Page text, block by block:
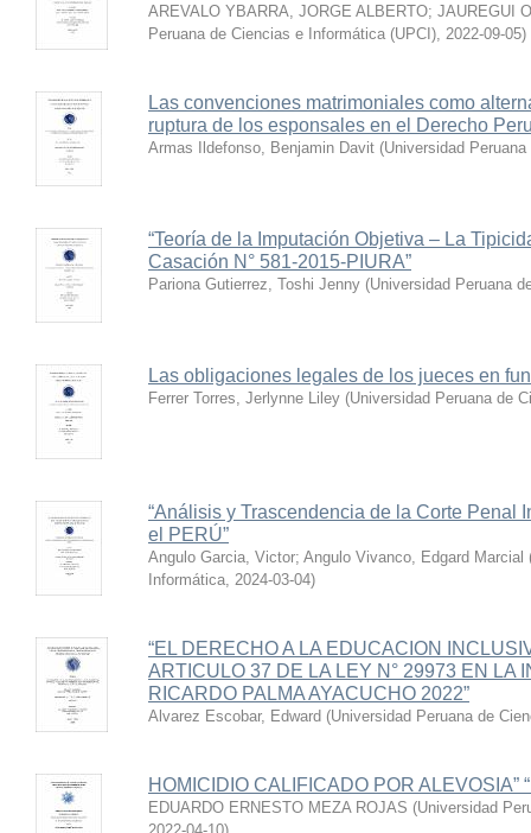
AREVALO YBARRA, JORGE ALBERTO; JAUREGUI
Peruana de Ciencias e Informática (UPCI), 2022-09-05)
Las convenciones matrimoniales como
ruptura de los esponsales en el Derecho
Armas Ildefonso, Benjamin Davit (Universidad
“Teoría de la Imputación Objetiva – La
Casación N° 581-2015-PIURA”
Pariona Gutierrez, Toshi Jenny (Universidad Peruana
Las obligaciones legales de los jueces en
Ferrer Torres, Jerlynne Liley (Universidad Peruana de
“Análisis y Trascendencia de la Corte Penal
el PERÚ”
Angulo Garcia, Victor; Angulo Vivanco, Edgard Marcial
Informática, 2024-03-04)
“EL DERECHO A LA EDUCACION
ARTICULO 37 DE LA LEY N° 29973 EN LA
RICARDO PALMA AYACUCHO 2022”
Alvarez Escobar, Edward (Universidad Peruana de
HOMICIDIO CALIFICADO POR ALEVOSIA”
EDUARDO ERNESTO MEZA ROJAS (Universidad